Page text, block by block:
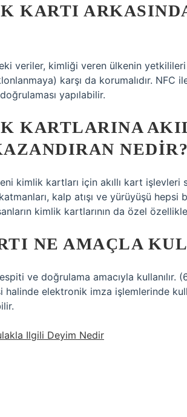
KARTI
veriler, kimliği veren ülkenin
karşı da korumalıdır. NFC
yapılabilir.
KARTLARINA
NEDIR?
kimlik kartları için akıllı kart işlevleri
kalp atışı ve yürüyüşü hepsi
kimlik kartlarının da özel
NE AMAÇLA
ve doğrulama amacıyla kullanılır.
halinde elektronik imza işlemlerinde
Ilgili Deyim Nedir